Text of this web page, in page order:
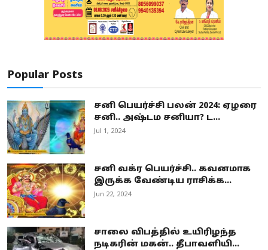
Popular Posts
சனி பெயர்ச்சி பலன் 2024: ஏழரை
சனி.. அஷ்டம சனியா? ட...
Jul 1, 2024
சனி வக்ர பெயர்ச்சி.. கவனமாக
இருக்க வேண்டிய ராசிக்க...
Jun 22, 2024
சாலை விபத்தில் உயிரிழந்த
நடிகரின் மகன்.. தீபாவளியி...